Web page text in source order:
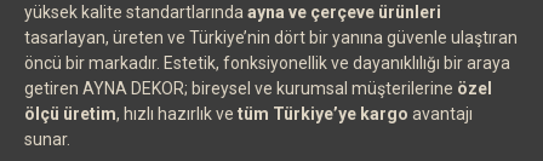
yüksek kalite standartlarında ayna ve çerçeve ürünleri
tasarlayan, üreten ve Türkiye’nin dört bir yanına güvenle ulaştıran
öncü bir markadır. Estetik, fonksiyonellik ve dayanıklılığı bir araya
getiren AYNA DEKOR; bireysel ve kurumsal müşterilerine özel
ölçü üretim, hızlı hazırlık ve tüm Türkiye’ye kargo avantajı
sunar.